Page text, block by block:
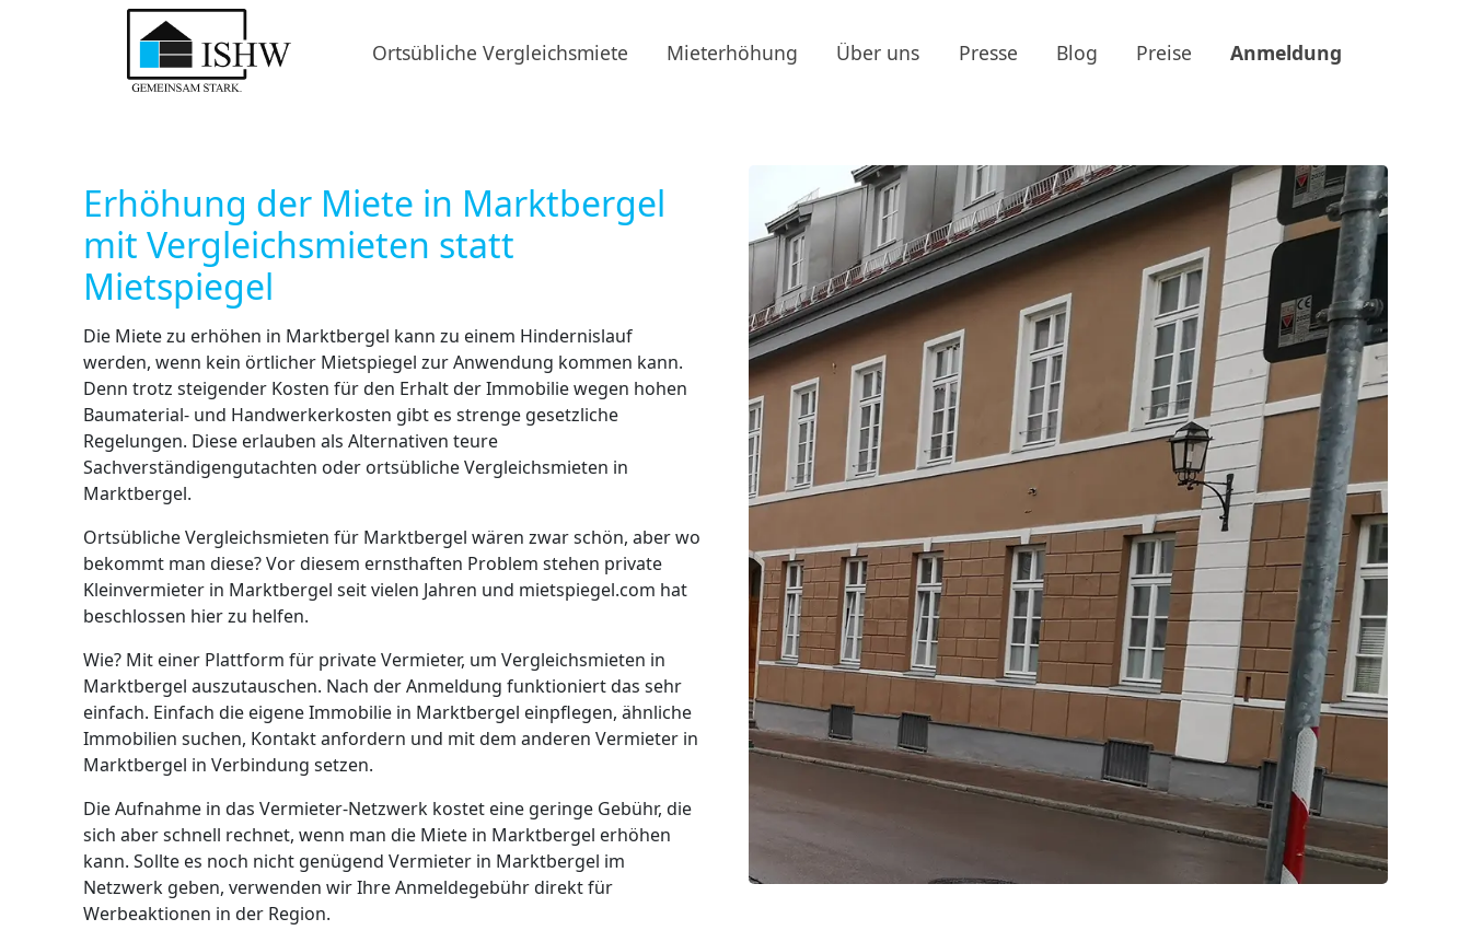
Ortsübliche Vergleichsmiete Mieterhöhung Über uns Presse Blog Preise Anmeldung
Erhöhung der Miete in Marktbergel
mit Vergleichsmieten statt
Mietspiegel
Die Miete zu erhöhen in Marktbergel kann zu einem Hindernislauf
werden, wenn kein örtlicher Mietspiegel zur Anwendung kommen kann.
Denn trotz steigender Kosten für den Erhalt der Immobilie wegen hohen
Baumaterial- und Handwerkerkosten gibt es strenge gesetzliche
Regelungen. Diese erlauben als Alternativen teure
Sachverständigengutachten oder ortsübliche Vergleichsmieten in
Marktbergel.
Ortsübliche Vergleichsmieten für Marktbergel wären zwar schön, aber wo
bekommt man diese? Vor diesem ernsthaften Problem stehen private
Kleinvermieter in Marktbergel seit vielen Jahren und mietspiegel.com hat
beschlossen hier zu helfen.
Wie? Mit einer Plattform für private Vermieter, um Vergleichsmieten in
Marktbergel auszutauschen. Nach der Anmeldung funktioniert das sehr
einfach. Einfach die eigene Immobilie in Marktbergel einpflegen, ähnliche
Immobilien suchen, Kontakt anfordern und mit dem anderen Vermieter in
Marktbergel in Verbindung setzen.
Die Aufnahme in das Vermieter-Netzwerk kostet eine geringe Gebühr, die
sich aber schnell rechnet, wenn man die Miete in Marktbergel erhöhen
kann. Sollte es noch nicht genügend Vermieter in Marktbergel im
Netzwerk geben, verwenden wir Ihre Anmeldegebühr direkt für
Werbeaktionen in der Region.